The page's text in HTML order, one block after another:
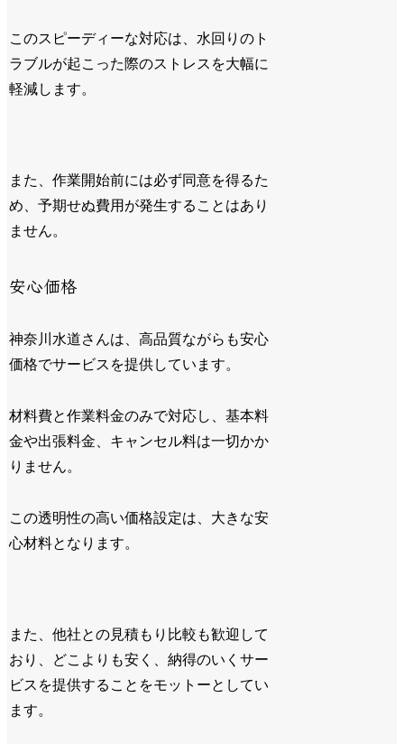
このスピーディーな対応は、水回りのト
ラブルが起こった際のストレスを大幅に
軽減します。
また、作業開始前には必ず同意を得るた
め、予期せぬ費用が発生することはあり
ません。
安心価格
神奈川水道さんは、高品質ながらも安心
価格でサービスを提供しています。
材料費と作業料金のみで対応し、基本料
金や出張料金、キャンセル料は一切かか
りません。
この透明性の高い価格設定は、大きな安
心材料となります。
また、他社との見積もり比較も歓迎して
おり、どこよりも安く、納得のいくサー
ビスを提供することをモットーとしてい
ます。